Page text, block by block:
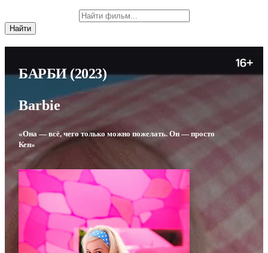
БАРБИ(2023)
Barbie
«Она — всё, чего только можно пожелать. Он — просто
Кен»